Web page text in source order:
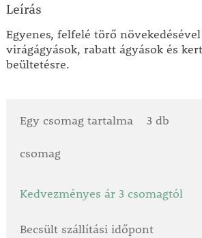
Leírás
Egyenes, felfelé törő
virágágyások, rabatt ágyások és
beültetésre.
Egy csomag tartalma 3 db
csomag
Kedvezményes ár 3 csomagtól
Becsült szállítási időpont